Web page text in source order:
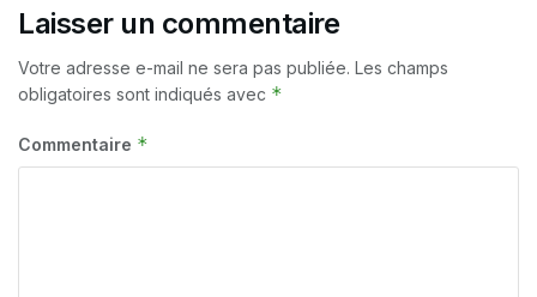
Laisser un commentaire
Votre adresse e-mail ne sera pas publiée. Les champs
obligatoires sont indiqués avec *
Commentaire *